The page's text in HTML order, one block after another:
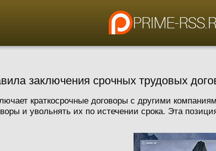
заключения срочных трудовых
краткосрочные договоры с другими
и увольнять их по истечении срока. Эта